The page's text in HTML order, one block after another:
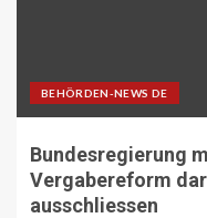
BEHÖRDEN-NEWS DE
Bundesregierung
Vergabereform
ausschliessen